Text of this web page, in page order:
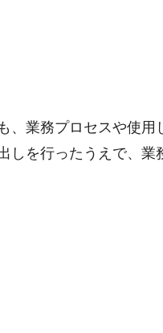
業務プロセスや使用
を行ったうえで、業